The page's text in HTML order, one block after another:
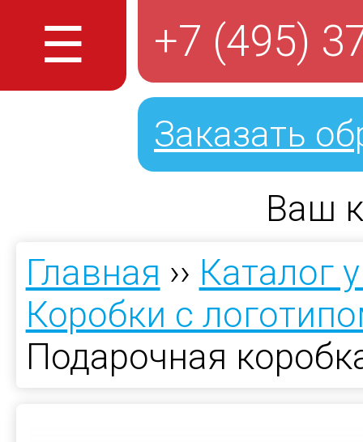
☰ +7 (495)
Заказать
Ваш
Главная ›› Каталог
Коробки с
Подарочная